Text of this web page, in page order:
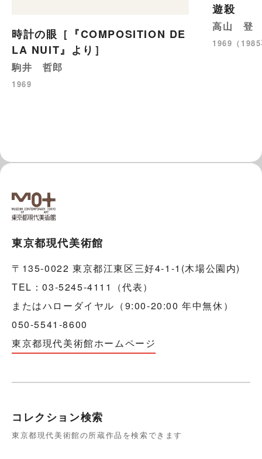
時計の眼［『COMPOSITION DE
LA NUIT』より］
駒井 哲郎
1969
遊殺
高山 登
1969（
東京都現代美術館
〒135-0022 東京都江東区三好4-1-1(木場公園内)
TEL：03-5245-4111（代表）
またはハローダイヤル（9:00-20:00 年中無休）
050-5541-8600
東京都現代美術館ホームページ
コレクション検索
東京都現代美術館の所蔵作品を検索できます